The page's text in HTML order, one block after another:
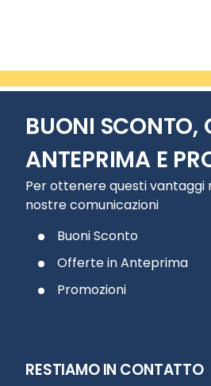
BUONI SCONTO,
ANTEPRIMA E
Per ottenere questi vantaggi
nostre comunicazioni
Buoni Sconto
Offerte in Anteprima
Promozioni
RESTIAMO IN CONTATTO